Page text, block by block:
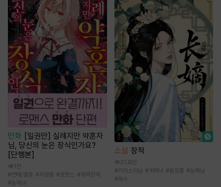
만화 [일권만] 실례지만 약혼자
님, 당신의 눈은 장식인가요?
[단행본]
1천
#연애/결혼 #서양풍 #로맨스 # 계약관계
#능력녀
소설 장적
21.8만
#카리스마남 #계략녀 #동양풍 #능력남
#복수